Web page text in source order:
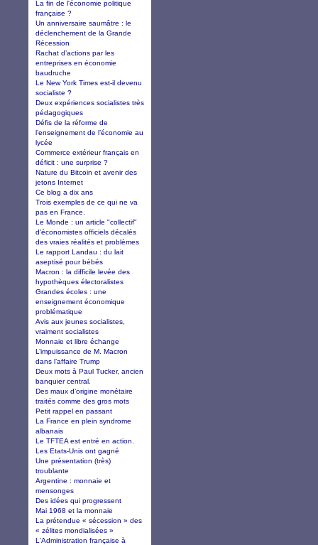
La fin de l'économie politique
française ?
Un anniversaire saumâtre : le
déclenchement de la Grande
Récession
Rachat d’actions par les
entreprises en économie
baudruche
Le New York Times est-il devenu
socialiste ?
Deux expériences socialistes très
pédagogiques
Défis de la réforme de
l’enseignement de l’économie au
lycée
Commerce extérieur français en
déficit : une surprise ?
Nature du Bitcoin et avenir des
jetons Internet
Ce blog a dix ans
Trois exemples de ce qui ne va
pas en France.
Le Monde : un article "collectif"
d'économistes officiels décalés
des vraies réalités et problèmes
Le rapport Landau : du lait
aseptisé pour bébés
Macron : la difficile levée des
hypothèques électoralistes
Grandes écoles : une
enseignement économique
problématique
Avis aux jeunes socialistes,
vraiment socialistes
Monnaie et libre échange
L’impuissance de M. Macron
dans l’affaire Trump
Deux mots à Paul Tucker, ancien
banquier central.
Des maux d’origine monétaire
traités comme des gros mots
Petit rappel en passant
La France en plein syndrome
albanais
Le TFTEA est entré en action.
Les Etats-Unis ont gagné
Une présentation (très)
troublante
Argentine : monnaie et
mensonges
Des idées qui progressent
Mai 1968 et la monnaie
La prétendue « sécession » des
« zélites mondialisées »
L'Administration française à